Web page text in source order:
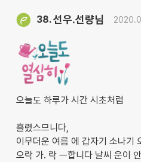
38.선우.선량님
오늘도 하루가 시간 시초처럼
흘렸스므니다,
이무더운 여름 에 갑자기 소나기
오락 가. 락 ㅡ합니다 날씨 운이